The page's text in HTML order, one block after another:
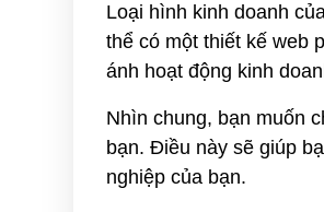
Loại hình kinh doanh
thể có một thiết kế web
ánh hoạt động kinh
Nhìn chung, bạn muốn
bạn. Điều này sẽ giúp
nghiệp của bạn.